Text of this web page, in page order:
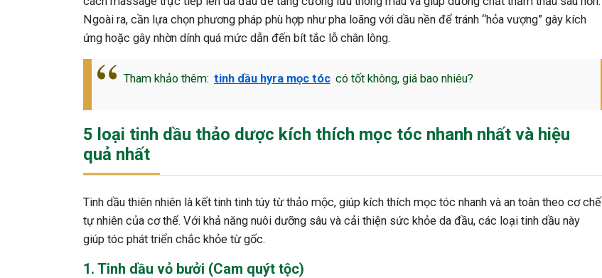
Ngoài ra, cần lựa chọn phương pháp phù hợp như pha loãng với dầu nền để tránh “hỏa vượng” gây kích
ứng hoặc gây nhờn dính quá mức dẫn đến bít tắc lỗ chân lông.
Tham khảo thêm: tinh dầu hyra mọc tóc có tốt không, giá bao nhiêu?
5 loại tinh dầu thảo dược kích thích mọc tóc nhanh nhất và hiệu
quả nhất
Tinh dầu thiên nhiên là kết tinh tinh túy từ thảo mộc, giúp kích thích mọc tóc nhanh và an toàn theo cơ chế
tự nhiên của cơ thể. Với khả năng nuôi dưỡng sâu và cải thiện sức khỏe da đầu, các loại tinh dầu này
giúp tóc phát triển chắc khỏe từ gốc.
1. Tinh dầu vỏ bưởi (Cam quýt tộc)